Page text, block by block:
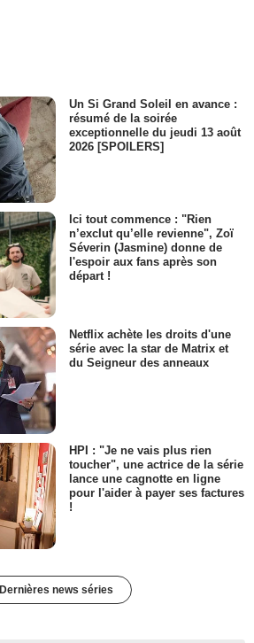
Un Si Grand Soleil en avance :
résumé de la soirée
exceptionnelle du jeudi 13 août
2026 [SPOILERS]
Ici tout commence : "Rien
n’exclut qu’elle revienne", Zoï
Séverin (Jasmine) donne de
l'espoir aux fans après son
départ !
Netflix achète les droits d'une
série avec la star de Matrix et
du Seigneur des anneaux
HPI : "Je ne vais plus rien
toucher", une actrice de la série
lance une cagnotte en ligne
pour l'aider à payer ses factures
!
Dernières news séries